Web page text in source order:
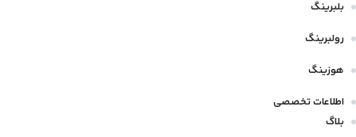
بلبرینگ
رولبرینگ
هوزینگ
اطلاعات تخصصی
بلاگ